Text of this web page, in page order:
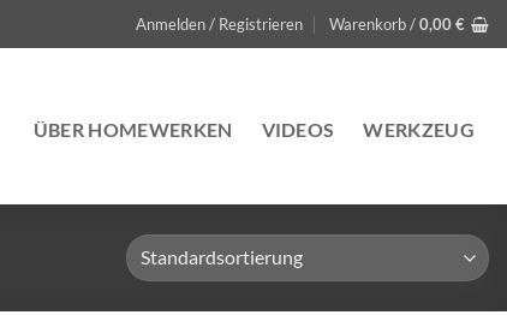
Anmelden / Registrieren Warenkorb /0,00€
ÜBER HOMEWERKEN VIDEOS WERKZEUG